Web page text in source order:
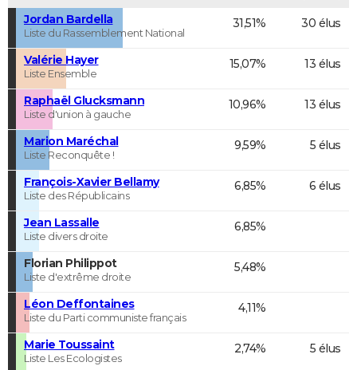
Jordan Bardella
Liste du Rassemblement National
31,51% 30 élus
Valérie Hayer
Liste Ensemble
15,07% 13 élus
Raphaël Glucksmann
Liste d'union à gauche
10,96% 13 élus
Marion Maréchal
Liste Reconquête !
9,59% 5 élus
François-Xavier Bellamy
Liste des Républicains
6,85% 6 élus
Jean Lassalle
Liste divers droite
6,85%
Florian Philippot
Liste d'extrême droite
5,48%
Léon Deffontaines
Liste du Parti communiste français
4,11%
Marie Toussaint
Liste Les Ecologistes
2,74% 5 élus